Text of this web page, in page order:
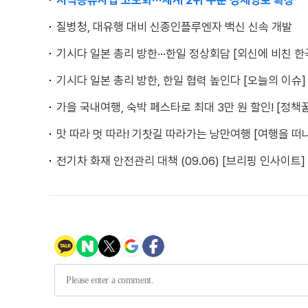
질병청, 대유행 대비 신종인플루엔자 백신 신속 개발
기시다 일본 총리 방한···한일 정상회담 [외신에 비친
기시다 일본 총리 방한, 한일 협력 높인다 [오늘의 이슈]
가을 국내여행, 숙박 페스타로 최대 3만 원 할인! [정책
맛 따라 멋 따라! 기찻길 따라가는 낭만여행 [여행을 떠
전기차 화재 안전관리 대책 (09.06) [브리핑 인사이트]